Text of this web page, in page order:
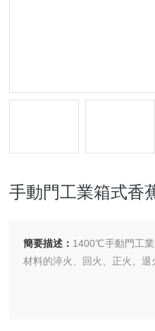
手動門工業箱式香
簡要描述： 1400℃手動門工業
材料的淬火、回火、正火、退